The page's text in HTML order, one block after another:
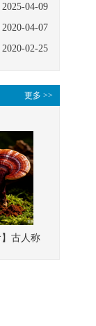
2025-04-09
2020-04-07
2020-02-25
更多 >>
】古人称